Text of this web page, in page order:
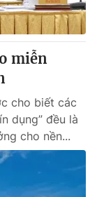
AI
miễn
cho biết các
dụng” đều là
cho nền...